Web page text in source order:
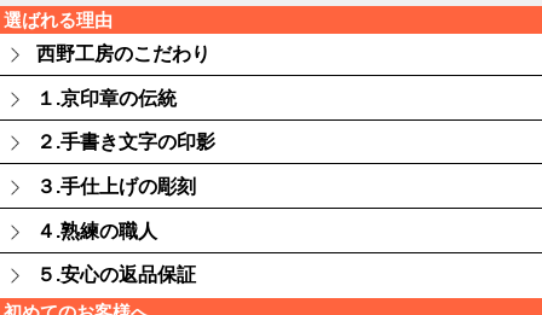
選ばれる理由
西野工房のこだわり
１.京印章の伝統
２.手書き文字の印影
３.手仕上げの彫刻
４.熟練の職人
５.安心の返品保証